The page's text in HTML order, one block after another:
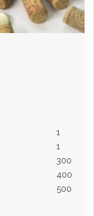
1
1
300
400
500